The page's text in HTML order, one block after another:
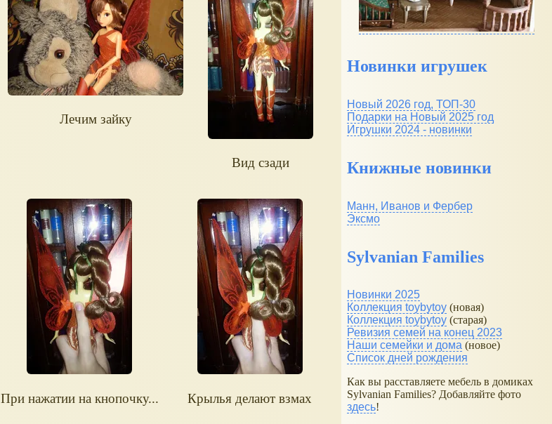
Лечим зайку
Вид сзади
При нажатии на кнопочку... Крылья делают взмах
Новинки игрушек
Новый 2026 год, ТОП-30
Подарки на Новый 2025 год
Игрушки 2024 - новинки
Книжные новинки
Манн, Иванов и Фербер
Эксмо
Sylvanian Families
Новинки 2025
Коллекция toybytoy (новая)
Коллекция toybytoy (старая)
Ревизия семей на конец 2023
Наши семейки и дома (новое)
Список дней рождения
Как вы расставляете мебель в домиках
Sylvanian Families? Добавляйте фото
здесь!